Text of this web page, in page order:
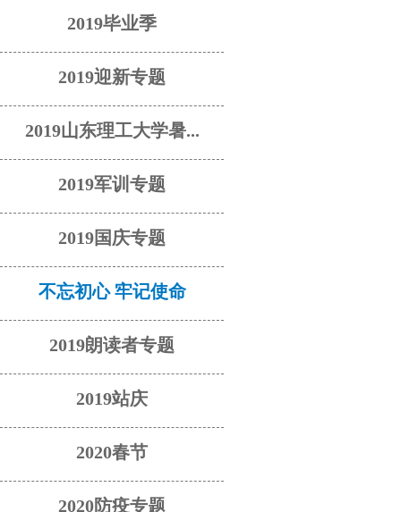
2019毕业季
2019迎新专题
2019山东理工大学暑...
2019军训专题
2019国庆专题
不忘初心 牢记使命
2019朗读者专题
2019站庆
2020春节
2020防疫专题